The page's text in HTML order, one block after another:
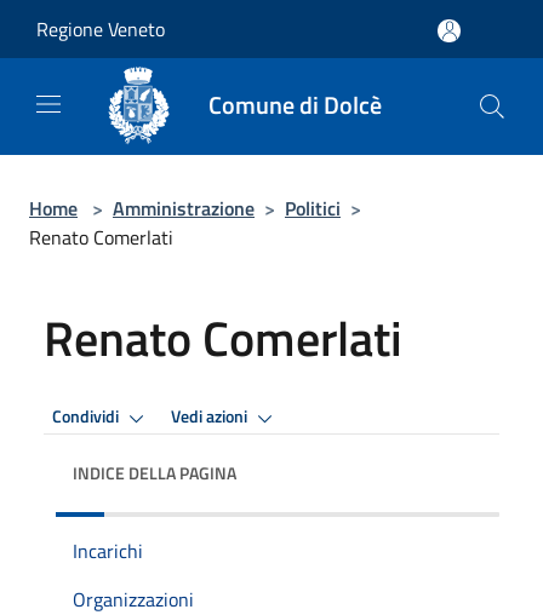
Regione Veneto
Comune di Dolcè
Home > Amministrazione > Politici >
Renato Comerlati
Renato Comerlati
Condividi Vedi azioni
INDICE DELLA PAGINA
Incarichi
Organizzazioni